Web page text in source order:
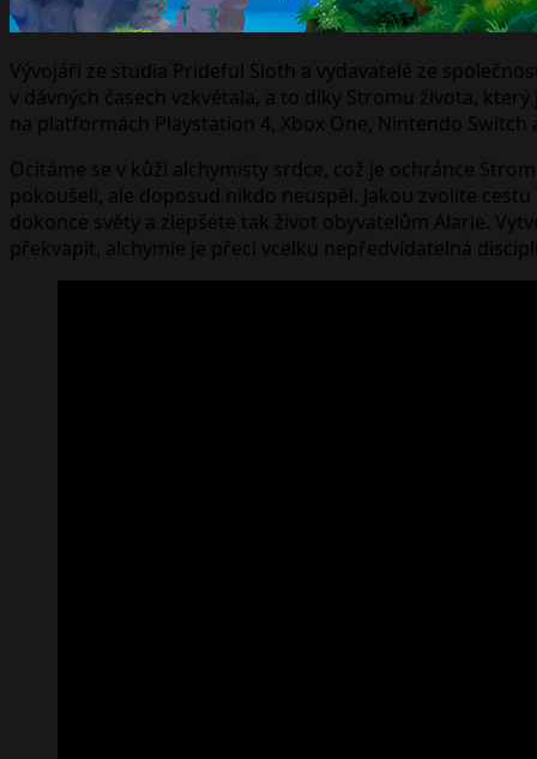
Vývojáři ze studia Prideful Sloth a vydavatelé ze
v dávných časech vzkvétala, a to díky Stromu života,
na platformách Playstation 4, Xbox One, Nintendo Switch
Ocitáme se v kůži alchymisty srdce, což je ochránce
pokoušeli, ale doposud nikdo neuspěl. Jakou zvolíte
dokonce světy a zlepšete tak život obyvatelům Alarie.
překvapit, alchymie je přeci vcelku nepředvídatelná